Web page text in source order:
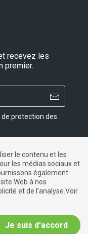
recevez les
premier.
protection des
|Contact
le contenu et les
les médias sociaux et
également
Web à nos
et de l’analyse.Voir
Je suis d'accord